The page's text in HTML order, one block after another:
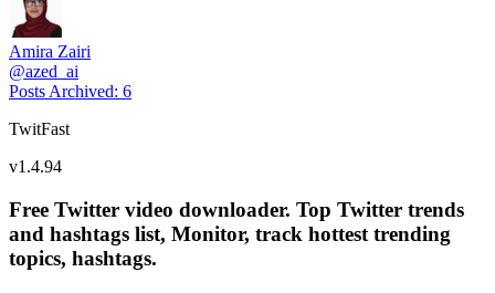
Amira Zairi
@azed_ai
Posts Archived: 6
TwitFast
v1.4.94
Free Twitter video downloader. Top Twitter trends
and hashtags list, Monitor, track hottest trending
topics, hashtags.